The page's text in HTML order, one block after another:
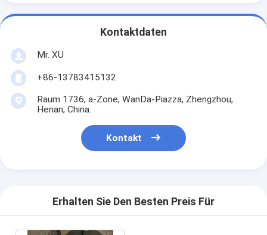
Kontaktdaten
Mr. XU
+86-13783415132
Raum 1736, a-Zone, WanDa-Piazza, Zhengzhou,
Henan, China.
Kontakt
Erhalten Sie Den Besten Preis Für